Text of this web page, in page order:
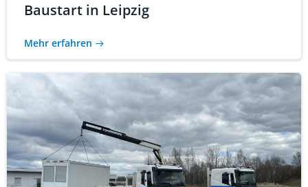
Baustart in Leipzig
Mehr erfahren